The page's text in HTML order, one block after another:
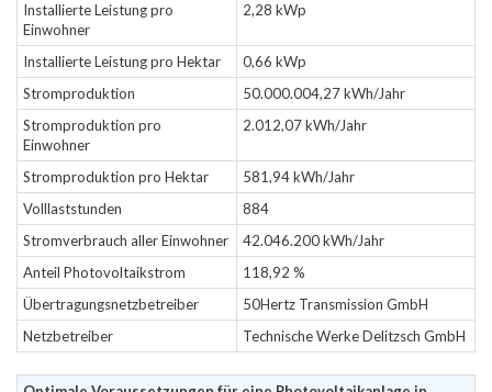
Installierte Leistung pro
Einwohner
2,28 kWp
Installierte Leistung pro Hektar
0,66 kWp
Stromproduktion
50.000.004,27 kWh/Jahr
Stromproduktion pro
Einwohner
2.012,07 kWh/Jahr
Stromproduktion pro Hektar
581,94 kWh/Jahr
Volllaststunden
884
Stromverbrauch aller Einwohner
42.046.200 kWh/Jahr
Anteil Photovoltaikstrom
118,92 %
Übertragungsnetzbetreiber
50Hertz Transmission GmbH
Netzbetreiber
Technische Werke Delitzsch GmbH